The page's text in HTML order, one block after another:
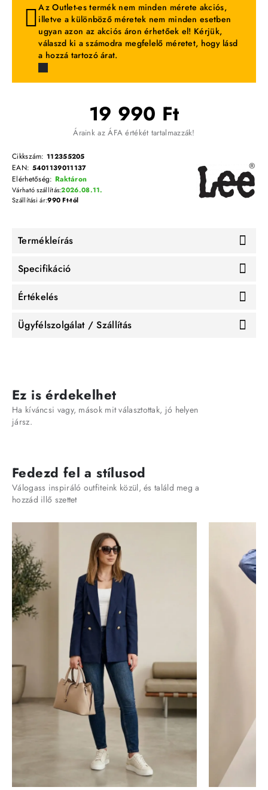
19 990 Ft
Áraink az ÁFA értékét tartalmazzák!
Cikkszám: 112355205
EAN: 5401139011137
Elérhetőség: Raktáron
Várható szállítás:2026.08.11.
Szállítási ár:990 Ft-tól
Az Outlet-es termék nem minden mérete akciós,
illetve a különböző méretek nem minden esetben
ugyan azon az akciós áron érhetőek el! Kérjük,
válaszd ki a számodra megfelelő méretet, hogy lásd
a hozzá tartozó árat.
Termékleírás
Specifikáció
Értékelés
Ügyfélszolgálat / Szállítás
Ez is érdekelhet
Ha kíváncsi vagy, mások mit választottak, jó helyen
jársz.
Fedezd fel a stílusod
Válogass inspiráló outfiteink közül, és találd meg a
hozzád illő szettet